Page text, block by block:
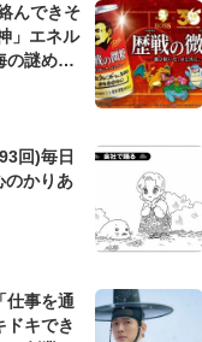
んできそ
」エネル
の謎めい
回)毎日
のかりあ
仕事を通
ドキでき